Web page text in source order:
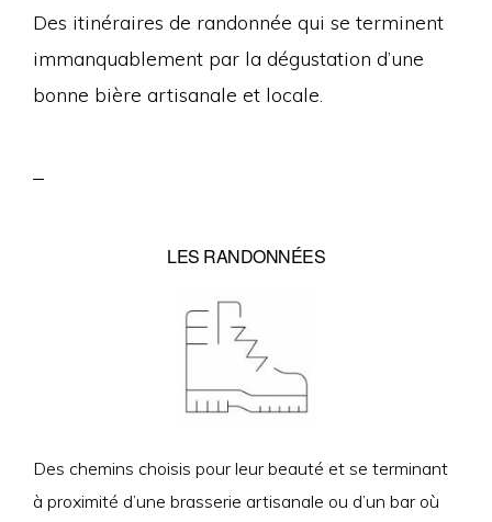
Des itinéraires de randonnée qui se terminent
immanquablement par la dégustation d’une
bonne bière artisanale et locale.
LES RANDONNÉES
Des chemins choisis pour leur beauté et se terminant
à proximité d’une brasserie artisanale ou d’un bar où